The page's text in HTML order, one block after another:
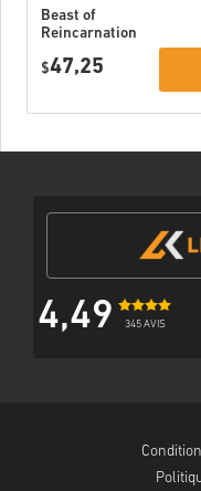
Beast of
Reincarnation
PC (STEAM)
$47,25
4,49 345 AVIS